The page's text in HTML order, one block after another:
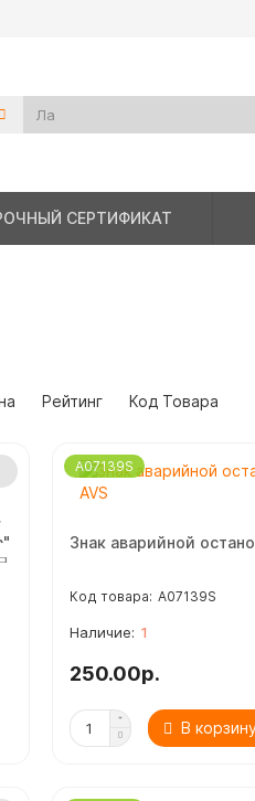
СЕРТИФИКАТ
Рейтинг Код Товара
A07139S
Знак аварийной
A07139S
1
250.00р.
В